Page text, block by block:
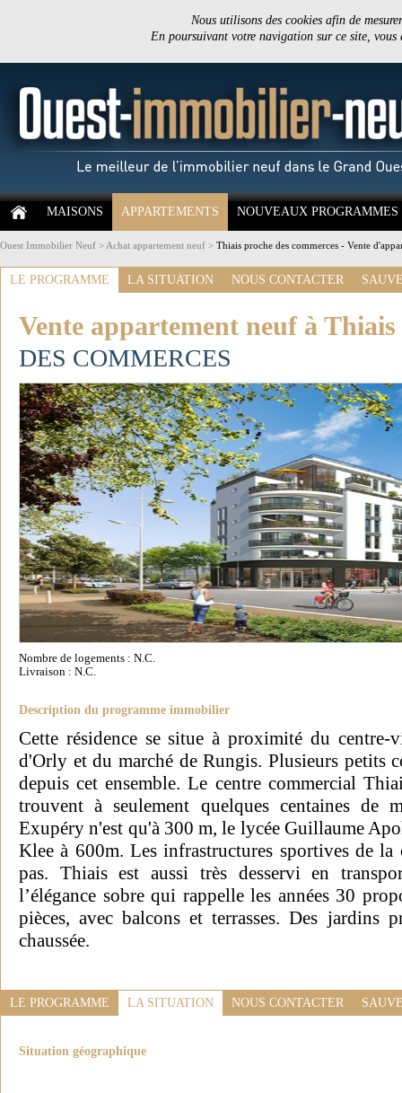
Nous utilisons des cookies afin de
En poursuivant votre navigation sur ce site,
MAISONS APPARTEMENTS NOUVEAUX PROGRAMMES
Ouest Immobilier Neuf > Achat appartement neuf > Thiais proche des commerces - Vente
LE PROGRAMME LA SITUATION NOUS CONTACTER
Vente appartement neuf à
DES COMMERCES
Nombre de logements : N.C.
Livraison : N.C.
Description du programme immobilier
Cette résidence se situe à proximité du
d'Orly et du marché de Rungis. Plusieurs petits
depuis cet ensemble. Le centre commercial
trouvent à seulement quelques centaines de
Exupéry n'est qu'à 300 m, le lycée Guillaume
Klee à 600m. Les infrastructures sportives de la
pas. Thiais est aussi très desservi en
l’élégance sobre qui rappelle les années 30
pièces, avec balcons et terrasses. Des jardins
chaussée.
LE PROGRAMME LA SITUATION NOUS CONTACTER
Situation géographique